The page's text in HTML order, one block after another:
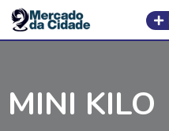
Pular
para
MINI KILO